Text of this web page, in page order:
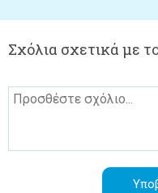
Σχόλια σχετικά με